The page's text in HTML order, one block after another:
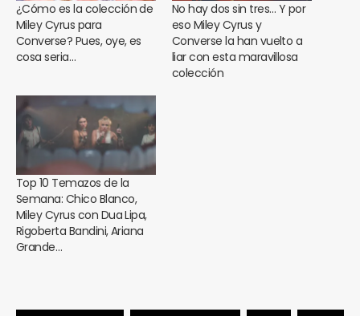
¿Cómo es la colección de
Miley Cyrus para
Converse? Pues, oye, es
cosa seria…
No hay dos sin tres… Y por
eso Miley Cyrus y
Converse la han vuelto a
liar con esta maravillosa
colección
Top 10 Temazos de la
Semana: Chico Blanco,
Miley Cyrus con Dua Lipa,
Rigoberta Bandini, Ariana
Grande…